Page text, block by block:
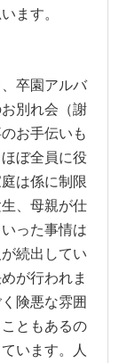
ます。
卒園アルバ
別れ会（謝
お手伝いも
ぼ全員に役
は係に制限
、母親が仕
った事情は
続出してい
が行われま
険悪な雰囲
ともあるの
います。人